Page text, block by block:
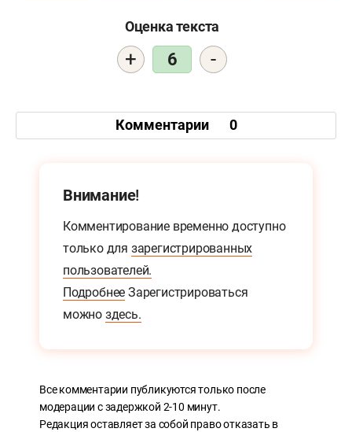
Оценка текста
+ 6 -
Комментарии 0
Внимание!
Комментирование временно доступно
только для зарегистрированных
пользователей.
Подробнее Зарегистрироваться
можно здесь.
Все комментарии публикуются только после
модерации с задержкой 2-10 минут.
Редакция оставляет за собой право отказать в